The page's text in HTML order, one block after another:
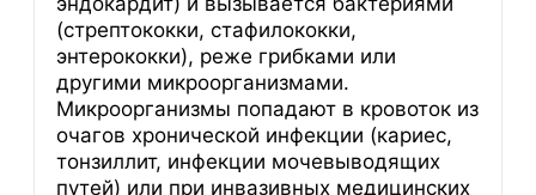
(стрептококки, стафилококки,
энтерококки), реже грибками или
другими микроорганизмами.
Микроорганизмы попадают в кровоток из
очагов хронической инфекции (кариес,
тонзиллит, инфекции мочевыводящих
путей) или при инвазивных медицинских